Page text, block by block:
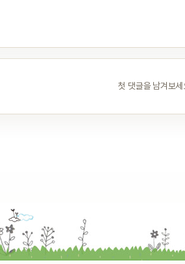
첫 댓글을 남겨보세